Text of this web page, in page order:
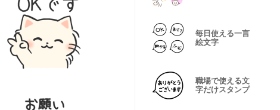
毎日使える一言
絵文字
職場で使える文
字だけスタンプ